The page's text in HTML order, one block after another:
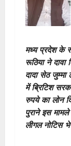
मध्य प्रदेश के
रूठिया ने
दादा सेठ
में ब्रिटिश
रुपये का लोन
पुराने इस
लीगल नोटिस